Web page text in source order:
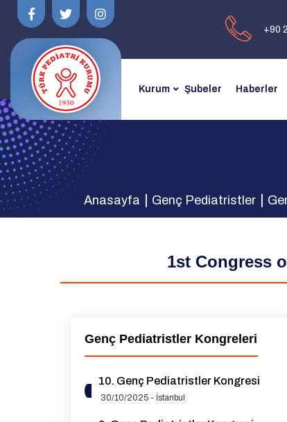
+90
Kurum Şubeler Haberler
Anasayfa Genç Pediatristler
1st Congress
Genç Pediatristler Kongreleri
10. Genç Pediatristler Kongresi
30/10/2025 - İstanbul